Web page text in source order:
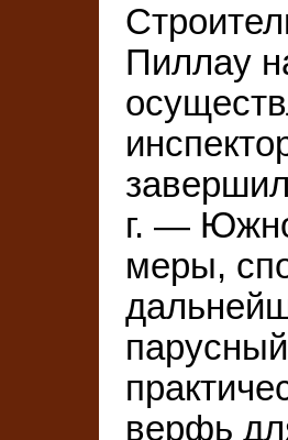
Пиллау
г. —
меры,
верфь